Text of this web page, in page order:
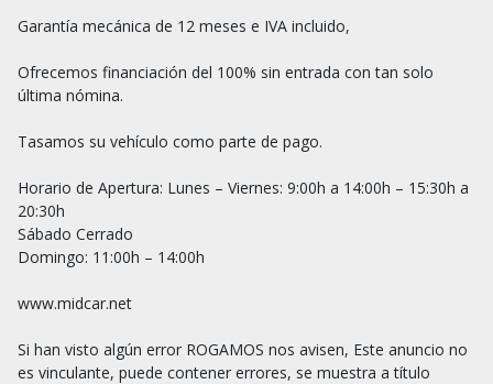
Garantía mecánica de 12 meses e IVA incluido,
Ofrecemos financiación del 100% sin entrada con tan solo
última nómina.
Tasamos su vehículo como parte de pago.
Horario de Apertura: Lunes – Viernes: 9:00h a 14:00h – 15:30h a
20:30h
Sábado Cerrado
Domingo: 11:00h – 14:00h
www.midcar.net
Si han visto algún error ROGAMOS nos avisen, Este anuncio no
es vinculante, puede contener errores, se muestra a título